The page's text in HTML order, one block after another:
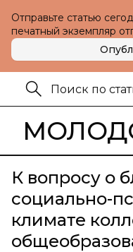
Отправьте статью
печатный экземпляр
К вопросу о
социально-
климате